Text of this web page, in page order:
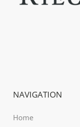
NAVIGATION
Home